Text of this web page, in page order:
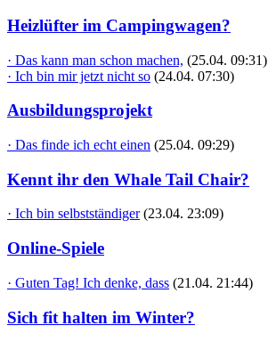
Heizlüfter im Campingwagen?
· Das kann man schon machen, (25.04. 09:31)
· Ich bin mir jetzt nicht so (24.04. 07:30)
Ausbildungsprojekt
· Das finde ich echt einen (25.04. 09:29)
Kennt ihr den Whale Tail Chair?
· Ich bin selbstständiger (23.04. 23:09)
Online-Spiele
· Guten Tag! Ich denke, dass (21.04. 21:44)
Sich fit halten im Winter?